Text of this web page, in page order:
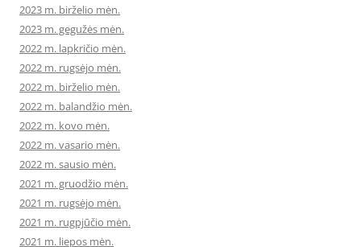
2023 m. birželio mėn.
2023 m. gegužės mėn.
2022 m. lapkričio mėn.
2022 m. rugsėjo mėn.
2022 m. birželio mėn.
2022 m. balandžio mėn.
2022 m. kovo mėn.
2022 m. vasario mėn.
2022 m. sausio mėn.
2021 m. gruodžio mėn.
2021 m. rugsėjo mėn.
2021 m. rugpjūčio mėn.
2021 m. liepos mėn.